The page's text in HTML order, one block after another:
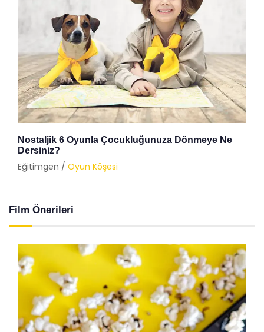
Nostaljik 6 Oyunla Çocukluğunuza Dönmeye Ne
Dersiniz?
Eğitimgen / Oyun Köşesi
Film Önerileri